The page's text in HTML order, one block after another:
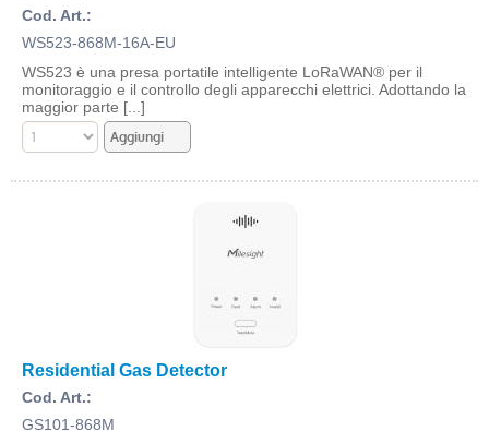
Cod. Art.:
WS523-868M-16A-EU
WS523 è una presa portatile intelligente LoRaWAN® per il
monitoraggio e il controllo degli apparecchi elettrici. Adottando la
maggior parte [...]
Residential Gas Detector
Cod. Art.:
GS101-868M